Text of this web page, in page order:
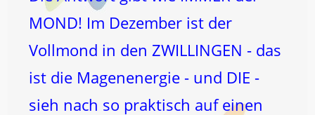
MOND! Im Dezember ist der
Vollmond in den ZWILLINGEN - das
ist die Magenenergie - und DIE -
sieh nach so praktisch auf einen